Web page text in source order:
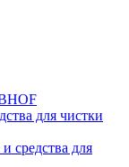
для чистки
средства для